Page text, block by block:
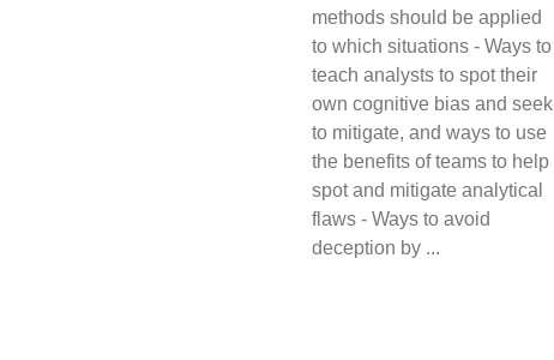
methods should be applied
to which situations - Ways to
teach analysts to spot their
own cognitive bias and seek
to mitigate, and ways to use
the benefits of teams to help
spot and mitigate analytical
flaws - Ways to avoid
deception by ...